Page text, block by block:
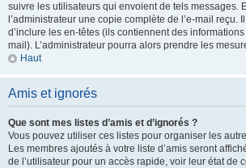
suivre les utilisateurs qui envoient de tels messages.
l’administrateur une copie complète de l’e-mail reçu.
d’inclure les en-têtes (ils contiennent des informations
mail). L’administrateur pourra alors prendre les
Haut
Amis et ignorés
Que sont mes listes d’amis et d’ignorés ?
Vous pouvez utiliser ces listes pour organiser les
Les membres ajoutés à votre liste d’amis seront
de l’utilisateur pour un accès rapide, voir leur état de